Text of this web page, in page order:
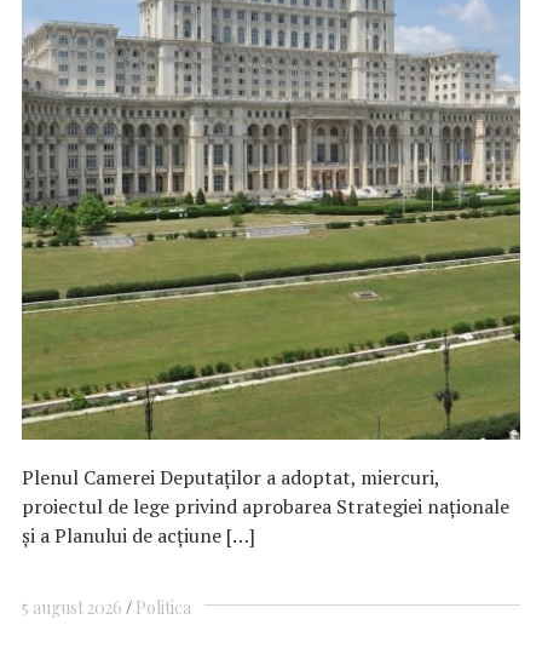
Plenul Camerei Deputaţilor a adoptat, miercuri,
proiectul de lege privind aprobarea Strategiei naţionale
şi a Planului de acţiune […]
5 august 2026 Politica